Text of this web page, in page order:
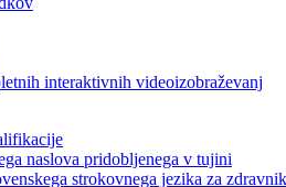
interaktivnih videoizobraževanj
naslova pridobljenega v tujini
strokovnega jezika za